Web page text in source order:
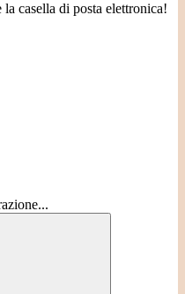
casella di posta elettronica!